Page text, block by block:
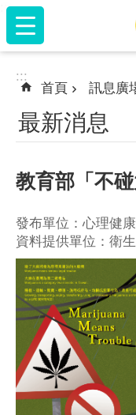
跳到主要內容區塊
:::
:::
首頁 訊息廣
最新消息
教育部「不
發布單位：心理健
資料提供單位：衛